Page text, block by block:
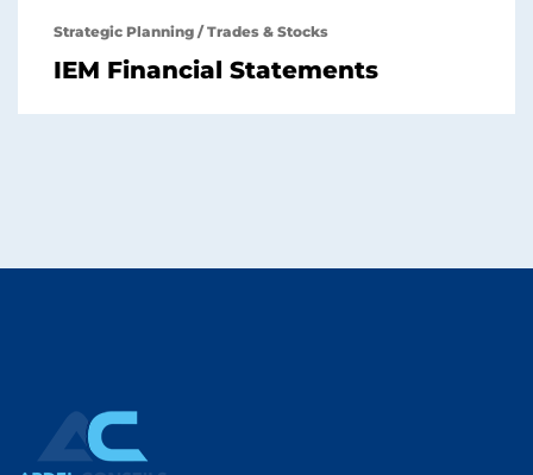
Strategic Planning /Trades & Stocks
IEM Financial Statements